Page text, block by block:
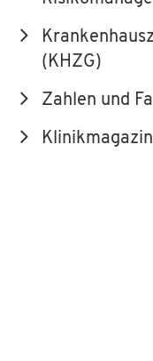
(KHZG)
Zahlen und
Klinikmagazin